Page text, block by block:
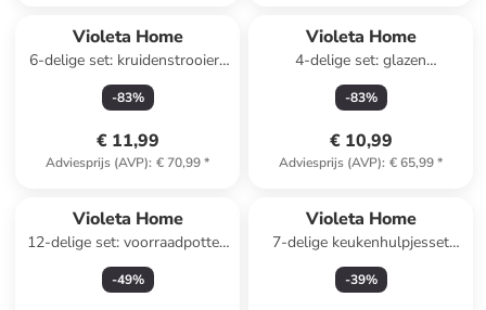
Violeta Home
6-delige set: kruidenstrooiers
- (H)8 x Ø 5,5 cm
-83%
€ 11,99
Adviesprijs (AVP): € 70,99*
Violeta Home
4-delige set: glazen
goudkleurig - 570 ml
-83%
€ 10,99
Adviesprijs (AVP): € 65,99*
Violeta Home
12-delige set: voorraadpotten
antraciet - 400 ml
-49%
Violeta Home
7-delige keukenhulpjesset
zwart - (L)30 cm
-39%